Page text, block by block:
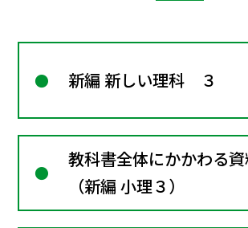
新編 新しい理科 ３
教科書全体にかかわる
（新編 小理３）